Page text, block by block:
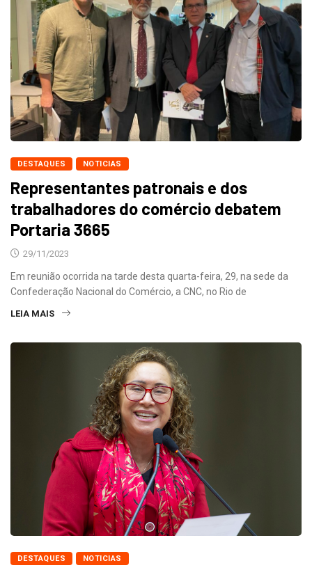
DESTAQUES NOTICIAS
Representantes patronais e dos
trabalhadores do comércio debatem
Portaria 3665
29/11/2023
Em reunião ocorrida na tarde desta quarta-feira, 29, na sede da
Confederação Nacional do Comércio, a CNC, no Rio de
LEIA MAIS
DESTAQUES NOTICIAS